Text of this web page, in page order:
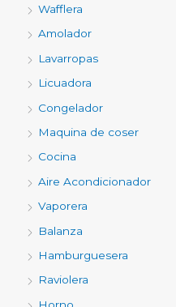
Wafflera
Amolador
Lavarropas
Licuadora
Congelador
Maquina de coser
Cocina
Aire Acondicionador
Vaporera
Balanza
Hamburguesera
Raviolera
Horno